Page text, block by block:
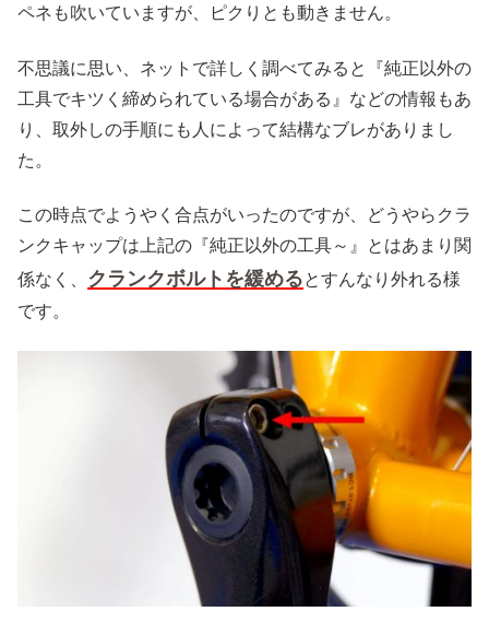
ペネも吹いていますが、ピクりとも動きません。
不思議に思い、ネットで詳しく調べてみると『純正以外の
工具でキツく締められている場合がある』などの情報もあ
り、取外しの手順にも人によって結構なブレがありまし
た。
この時点でようやく合点がいったのですが、どうやらクラ
ンクキャップは上記の『純正以外の工具～』とはあまり関
係なく、 クランクボルトを緩めるとすんなり外れる様
です。